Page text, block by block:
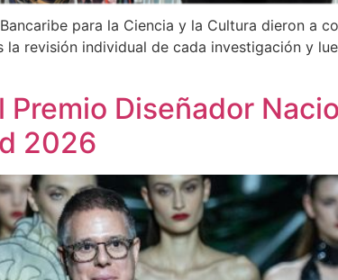
para la Ciencia y la Cultura dieron a
la revisión individual de cada investigación y
Diseñador
2026